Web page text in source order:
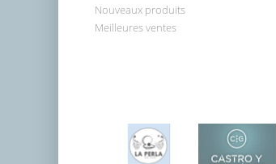
Nouveaux produits
Meilleures ventes